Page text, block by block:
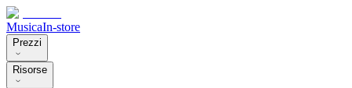
MusicaIn-store
Prezzi
Risorse